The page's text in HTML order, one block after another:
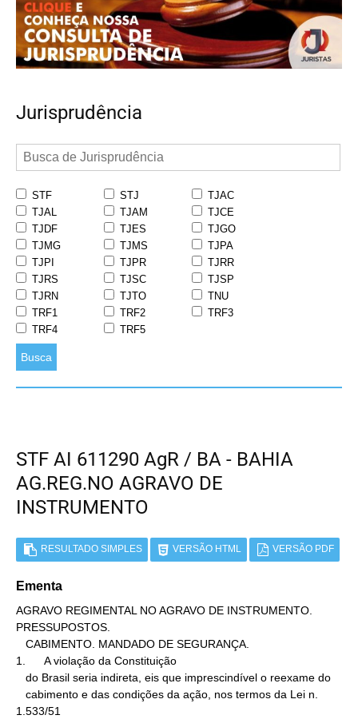
Jurisprudência
STF STJ
TJAC
TJAL
TJAM
TJCE
TJDF
TJES
TJGO
TJMG
TJMS
TJPA
TJPI
TJPR
TJRR
TJRS
TJSC
TJSP
TJRN
TJTO
TNU
TRF1
TRF2
TRF3
TRF4
TRF5
Busca
STF AI 611290 AgR / BA - BAHIA
AG.REG.NO AGRAVO DE
INSTRUMENTO
RESULTADO SIMPLES VERSÃO HTML VERSÃO PDF
Ementa
AGRAVO REGIMENTAL NO AGRAVO DE INSTRUMENTO.
PRESSUPOSTOS.
1.      A violação da Constituição
1.533/51